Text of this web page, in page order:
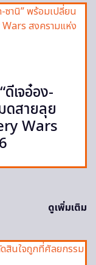
เจอ๋อง-
ดสายลุย
Wars
ดูเพิ่มเติม